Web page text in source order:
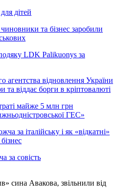
дітей
та бізнес заробили
LDK Palikuonys за
агентства відновлення України
та віддає борги в кріптовалюті
майже 5 млн грн
ГЕС»
за італійську і як «відкатні»
за совість